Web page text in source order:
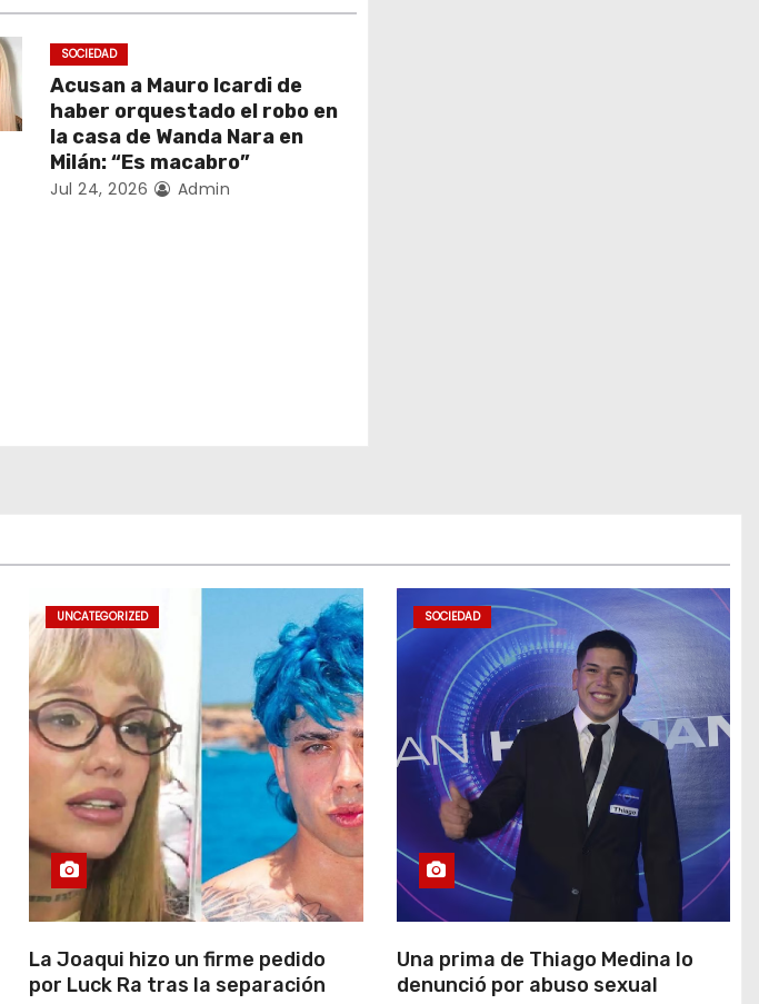
SOCIEDAD
Acusan a Mauro Icardi de
haber orquestado el robo en
la casa de Wanda Nara en
Milán: “Es macabro”
Jul 24, 2026 Admin
UNCATEGORIZED
La Joaqui hizo un firme pedido
por Luck Ra tras la separación
SOCIEDAD
Una prima de Thiago Medina lo
denunció por abuso sexual